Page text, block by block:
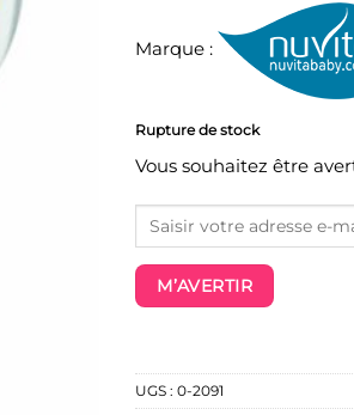
Marque :
Rupture de stock
Vous souhaitez être
M’AVERTIR
UGS : 0-2091